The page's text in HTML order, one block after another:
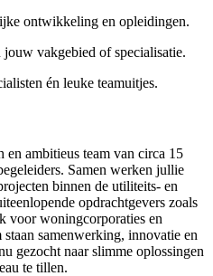
ontwikkeling en opleidingen.
vakgebied of specialisatie.
én leuke teamuitjes.
en ambitieus team van circa 15
Samen werken jullie
binnen de utiliteits- en
opdrachtgevers zoals
voor woningcorporaties en
samenwerking, innovatie en
gezocht naar slimme oplossingen
te tillen.